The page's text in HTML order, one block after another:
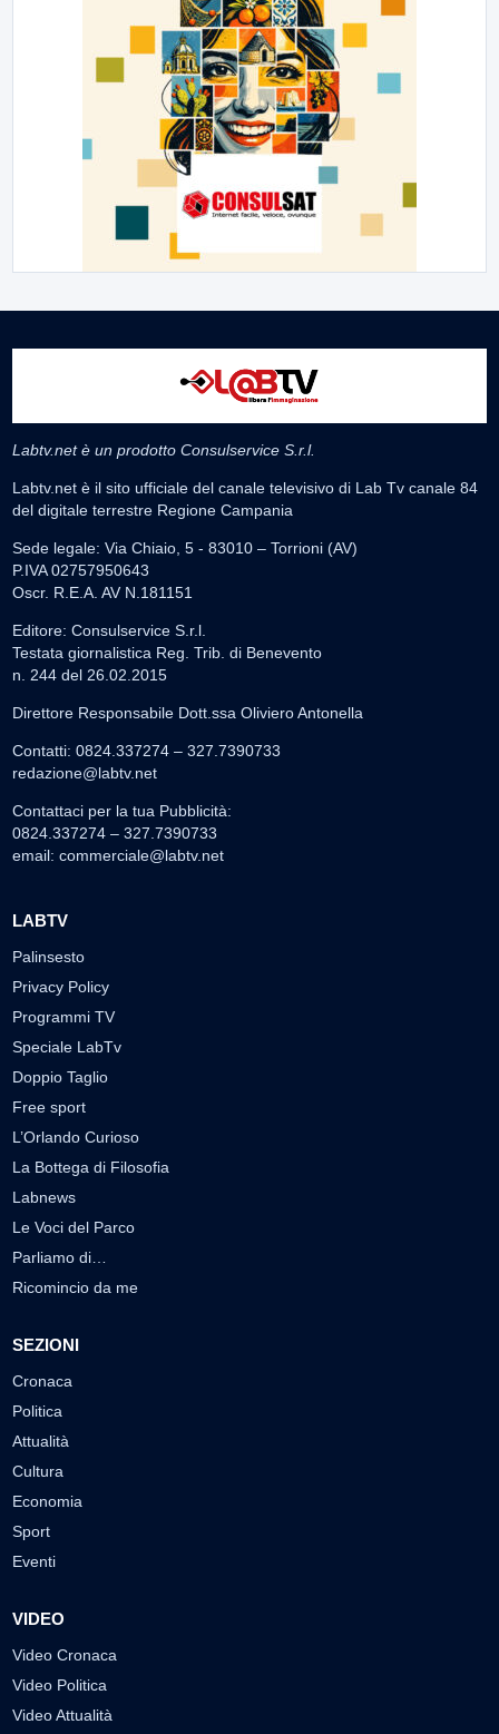
Labtv.net è un prodotto Consulservice S.r.l.
Labtv.net è il sito ufficiale del canale televisivo di Lab Tv canale 84
del digitale terrestre Regione Campania
Sede legale: Via Chiaio, 5 - 83010 – Torrioni (AV)
P.IVA 02757950643
Oscr. R.E.A. AV N.181151
Editore: Consulservice S.r.l.
Testata giornalistica Reg. Trib. di Benevento
n. 244 del 26.02.2015
Direttore Responsabile Dott.ssa Oliviero Antonella
Contatti: 0824.337274 – 327.7390733
redazione@labtv.net
Contattaci per la tua Pubblicità:
0824.337274 – 327.7390733
email: commerciale@labtv.net
LABTV
Palinsesto
Privacy Policy
Programmi TV
Speciale LabTv
Doppio Taglio
Free sport
L’Orlando Curioso
La Bottega di Filosofia
Labnews
Le Voci del Parco
Parliamo di…
Ricomincio da me
SEZIONI
Cronaca
Politica
Attualità
Cultura
Economia
Sport
Eventi
VIDEO
Video Cronaca
Video Politica
Video Attualità